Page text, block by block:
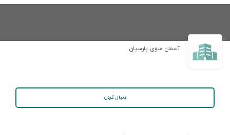
آسمان سوی پارسیان
دنبال کردن